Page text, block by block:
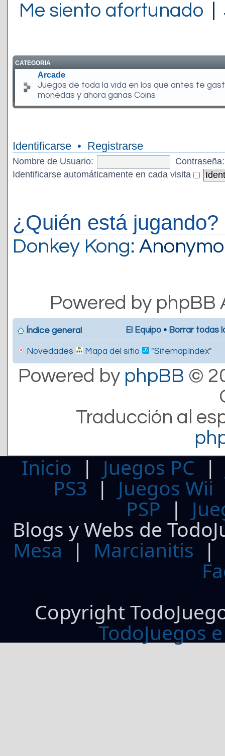
Me siento afortunado
CATEGORIA
Arcade
Juegos de toda la vida en los que antes te
monedas y ahora ganas Coins
Identificarse • Registrarse
Nombre de Usuario:
Contraseña:
Identificarse automáticamente en cada visita
¿Quién está jugando?
Donkey Kong:
Powered by
Índice general El Equipo • Borrar todas
Novedades Mapa del sitio "SitemapIndex"
Powered by phpBB ©
Traducción al
Inicio | Juegos PC
PS3| Juegos Wii
PSP |
Blogs y Webs de
Mesa | Marcianitis |
Copyright
TodoJuegos